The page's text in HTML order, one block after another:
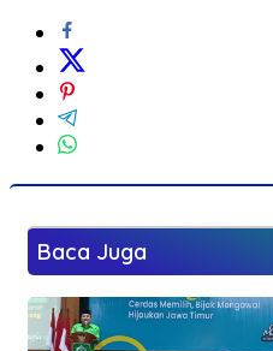
Baca Juga